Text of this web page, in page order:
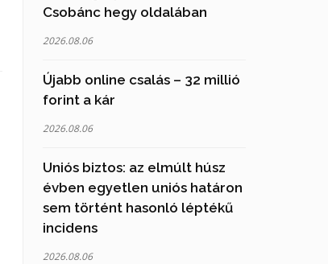
Csobánc hegy oldalában
2026.08.06
Újabb online csalás – 32 millió
forint a kár
2026.08.06
Uniós biztos: az elmúlt húsz
évben egyetlen uniós határon
sem történt hasonló léptékű
incidens
2026.08.06